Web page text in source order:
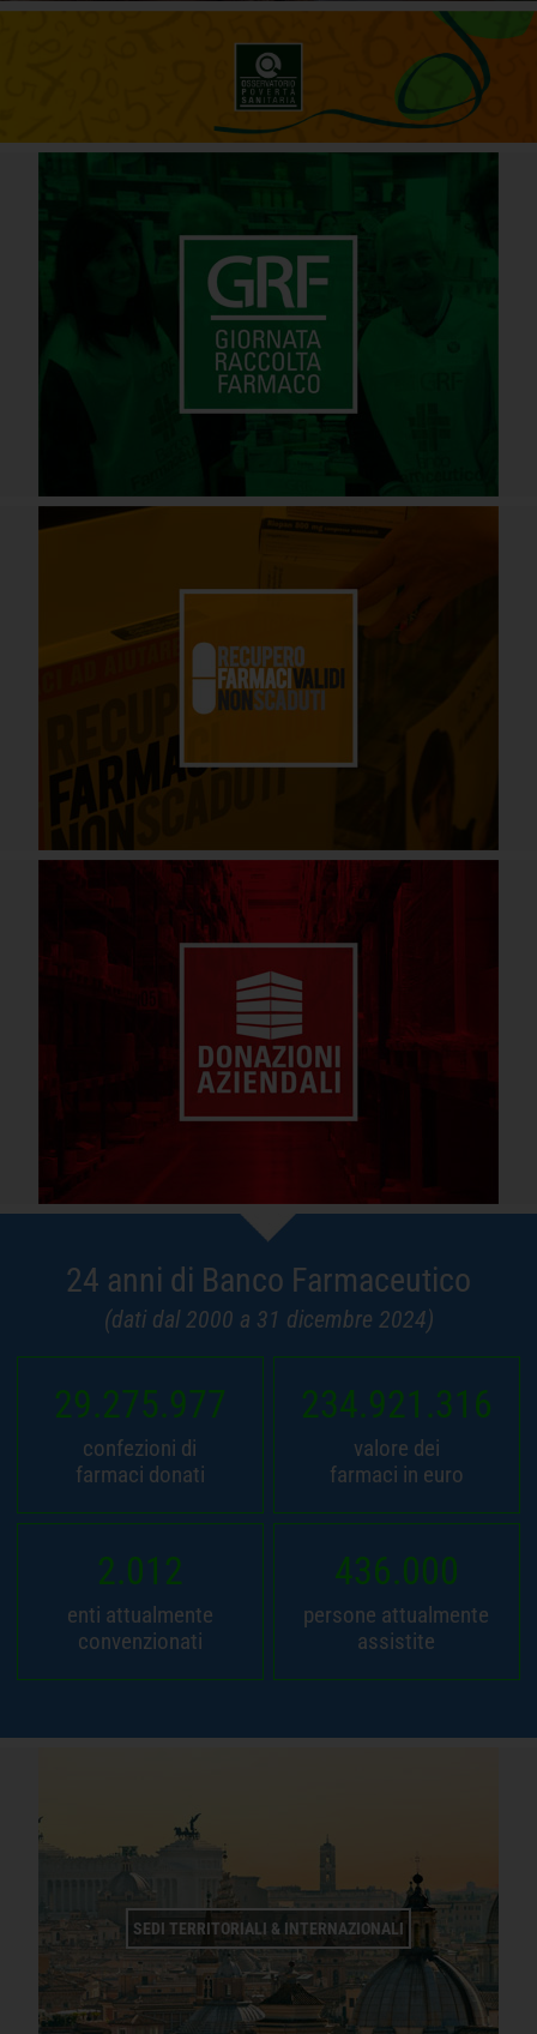
24 anni di Banco Farmaceutico
(dati dal 2000 a 31 dicembre 2024)
29.275.977
confezioni di
farmaci donati
234.921.316
valore dei
farmaci in euro
2.012
enti attualmente
convenzionati
436.000
persone attualmente
assistite
SEDI TERRITORIALI & INTERNAZIONALI